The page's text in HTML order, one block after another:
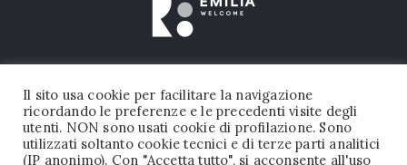
Il sito usa cookie per facilitare la navigazione
ricordando le preferenze e le precedenti visite degli
utenti. NON sono usati cookie di profilazione. Sono
utilizzati soltanto cookie tecnici e di terze parti analitici
(IP anonimo). Con "Accetta tutto", si acconsente all'uso